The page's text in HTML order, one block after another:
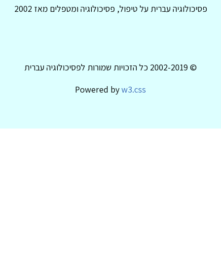
פסיכולוגיה עברית על טיפול, פסיכולוגיה ומטפלים מאז 2002
© 2002-2019 כל הזכויות שמורות לפסיכולוגיה עברית
Powered byw3.css